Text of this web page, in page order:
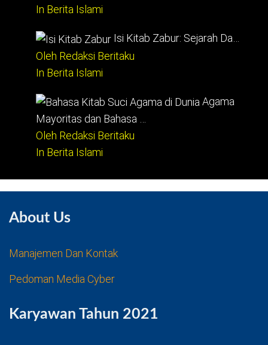
In Berita Islami
Isi Kitab Zabur: Sejarah Da…
Oleh Redaksi Beritaku
In Berita Islami
Agama
Mayoritas dan Bahasa …
Oleh Redaksi Beritaku
In Berita Islami
About Us
Manajemen Dan Kontak
Pedoman Media Cyber
Karyawan Tahun 2021